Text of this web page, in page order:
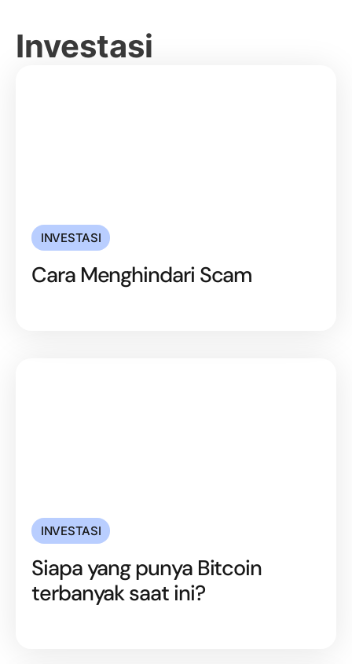
Investasi
INVESTASI
Cara Menghindari Scam
INVESTASI
Siapa yang punya Bitcoin
terbanyak saat ini?